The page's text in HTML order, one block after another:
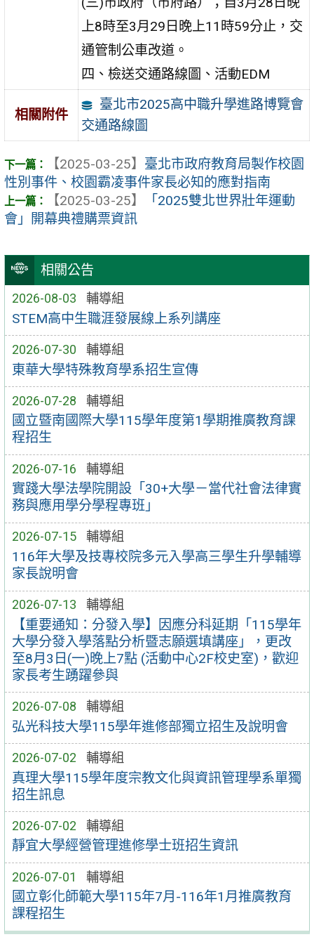
相關公告
2026-08-03 輔導組
STEM高中生職涯發展線上系列講座
2026-07-30 輔導組
東華大學特殊教育學系招生宣傳
2026-07-28 輔導組
國立暨南國際大學115學年度第1學期推廣教育課
程招生
2026-07-16 輔導組
實踐大學法學院開設「30+大學－當代社會法律實
務與應用學分學程專班」
2026-07-15 輔導組
116年大學及技專校院多元入學高三學生升學輔導
家長說明會
2026-07-13 輔導組
【重要通知：分發入學】因應分科延期「115學年
大學分發入學落點分析暨志願選填講座」，更改
至8月3日(一)晚上7點 (活動中心2F校史室)，歡迎
家長考生踴躍參與
2026-07-08 輔導組
弘光科技大學115學年進修部獨立招生及說明會
2026-07-02 輔導組
真理大學115學年度宗教文化與資訊管理學系單獨
招生訊息
2026-07-02 輔導組
靜宜大學經營管理進修學士班招生資訊
2026-07-01 輔導組
國立彰化師範大學115年7月-116年1月推廣教育
課程招生
上8時至3月29日晚上11時59分止，交
通管制公車改道。
四、檢送交通路線圖、活動EDM
相關附件
臺北市2025高中職升學進路博覽會
交通路線圖
【2025-03-25】 臺北市政府教育局製作校園
性別事件、校園霸凌事件家長必知的應對指南
【2025-03-25】
「2025雙北世界壯年運動
會」開幕典禮購票資訊